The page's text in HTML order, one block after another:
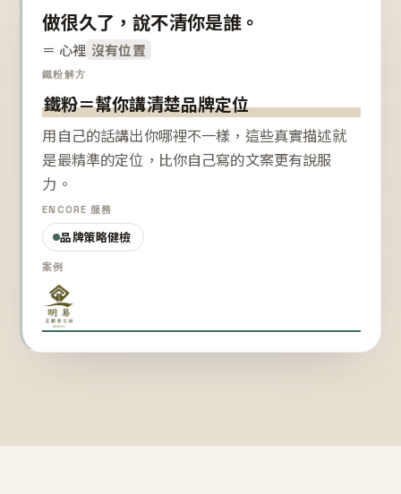
做很久了，說不清你是誰。
＝ 心裡 沒有位置
鐵粉解方
鐵粉＝幫你講清楚品牌定位
用自己的話講出你哪裡不一樣，這些真實描述就
是最精準的定位，比你自己寫的文案更有說服
力。
ENCORE 服務
品牌策略健檢
案例